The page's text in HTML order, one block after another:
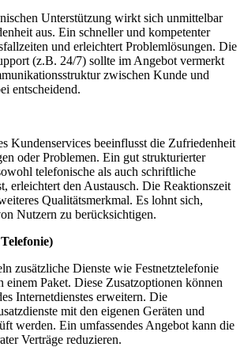
Unterstützung wirkt sich unmittelbar
aus. Ein schneller und kompetenter
und erleichtert Problemlösungen. Die
(z.B. 24/7) sollte im Angebot vermerkt
zwischen Kunde und
entscheidend.
Kundenservices beeinflusst die Zufriedenheit
oder Problemen. Ein gut strukturierter
telefonische als auch schriftliche
erleichtert den Austausch. Die Reaktionszeit
Qualitätsmerkmal. Es lohnt sich,
Nutzern zu berücksichtigen.
zusätzliche Dienste wie Festnetztelefonie
Paket. Diese Zusatzoptionen können
Internetdienstes erweitern. Die
mit den eigenen Geräten und
werden. Ein umfassendes Angebot kann die
Verträge reduzieren.